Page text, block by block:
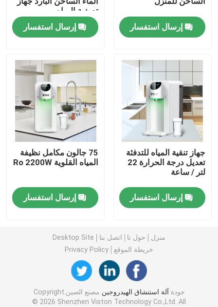
حالات
آلة استنشاق الهيدروجين
آلة الماء الغني بالهيدروجين
أجهزة تنقية المياه المنزلية
مبرد مياه
تنقية المياه
زجاجة الهيدروجين
مُستجيب اختبار الهيدروجين
إرسال استفسار
تصفية المياه
إرسال استفسار
جهاز تنقية المياه للتدفئة
تعديل درجة الحرارة 22
لتر / ساعة
إرسال استفسار
75 جالون مكامل نظيفة
المياه القلوية Ro 2200W
إرسال استفسار
منزل حول نا اتصل بنا
Desktop Site
خريطة الموقع
Privacy Policy
جودة آلة استنشاق الهيدروجين
مصنع الصين.Copyright
© 2026 Shenzhen Viston Technology Co.,Ltd. All